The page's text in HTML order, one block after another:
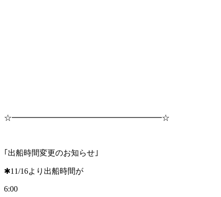
☆━━━━━━━━━━━━━━━━━━━☆
｢出船時間変更のお知らせ｣
✱11/16より出船時間が
6:00